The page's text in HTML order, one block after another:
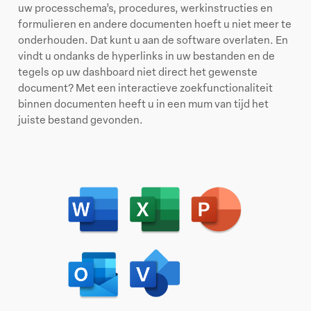
uw processchema’s, procedures, werkinstructies en
formulieren en andere documenten hoeft u niet meer te
onderhouden. Dat kunt u aan de software overlaten. En
vindt u ondanks de hyperlinks in uw bestanden en de
tegels op uw dashboard niet direct het gewenste
document? Met een interactieve zoekfunctionaliteit
binnen documenten heeft u in een mum van tijd het
juiste bestand gevonden.